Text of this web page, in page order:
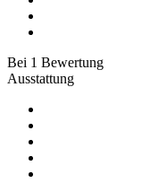
Bei 1 Bewertung
Ausstattung